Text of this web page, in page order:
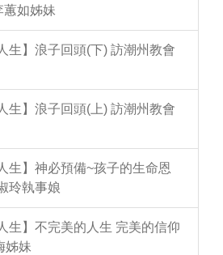
蕙如姊妹
生】浪子回頭(下) 訪潮州教會
生】浪子回頭(上) 訪潮州教會
生】神必預備~孩子的生命恩
玲執事娘
生】不完美的人生 完美的信仰
姊妹